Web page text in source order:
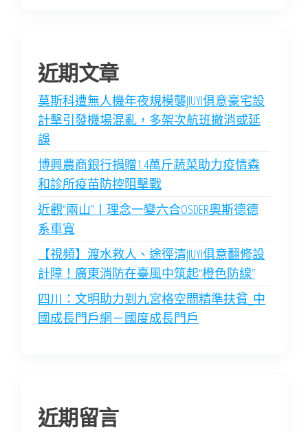
近期文章
莫斯科遭無人機年夜規模襲JIUYI俱意豪宅設
計擊引發機場混亂，多架次航班撤消或延
誤
博興農商銀行捐贈1.4萬斤蔬菜助力疫情森
和診所疫苗防控阻擊戰
近觀“兩山”丨理念一變六合OSDER奧斯德德
系車寬
【視頻】渡水救人、途徑清JIUYI俱意翻修設
計障！廣東消防在臺風中筑起“橙色防線”
四川：文明助力到九宮格空間精準扶貧_中
國成長門戶網－國度成長門戶
近期留言